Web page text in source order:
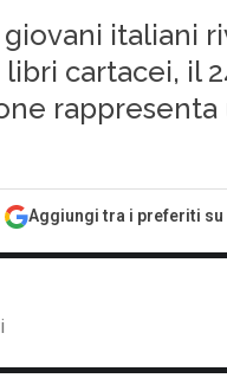
italiani
cartacei, il
Aggiungi tra i preferiti su